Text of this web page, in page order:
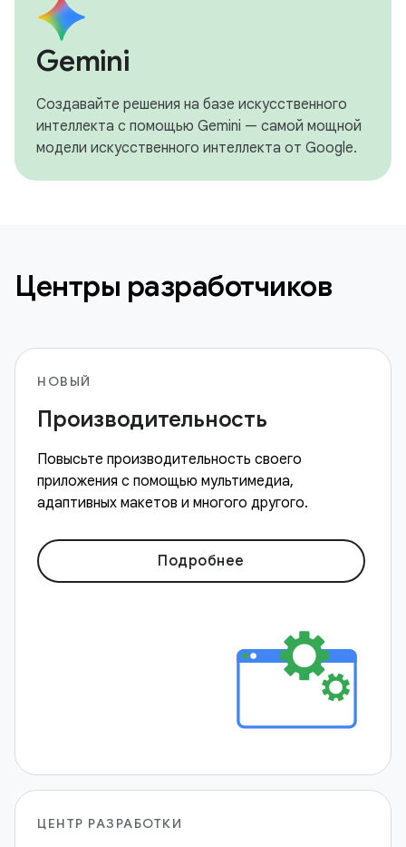
Gemini
Создавайте решения на базе искусственного
интеллекта с помощью Gemini — самой мощной
модели искусственного интеллекта от Google.
Центры разработчиков
НОВЫЙ
Производительность
Повысьте производительность своего
приложения с помощью мультимедиа,
адаптивных макетов и многого другого.
Подробнее
ЦЕНТР РАЗРАБОТКИ